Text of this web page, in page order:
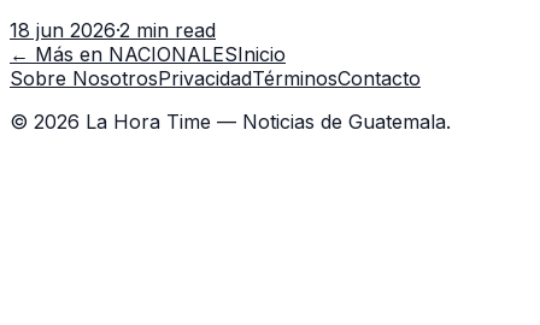
capacitación en la capital.
18 jun 2026·2 min read
← Más en NACIONALESInicio
Sobre NosotrosPrivacidadTérminosContacto
© 2026 La Hora Time — Noticias de Guatemala.